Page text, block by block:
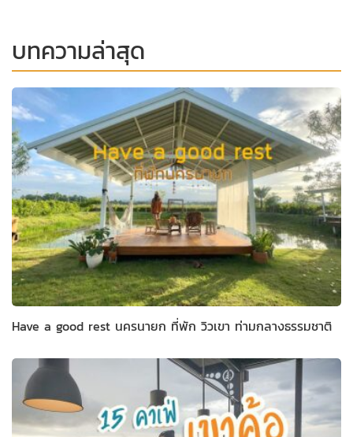
บทความล่าสุด
Have a good rest นครนายก ที่พัก วิวเขา ท่ามกลางธรรมชาติ